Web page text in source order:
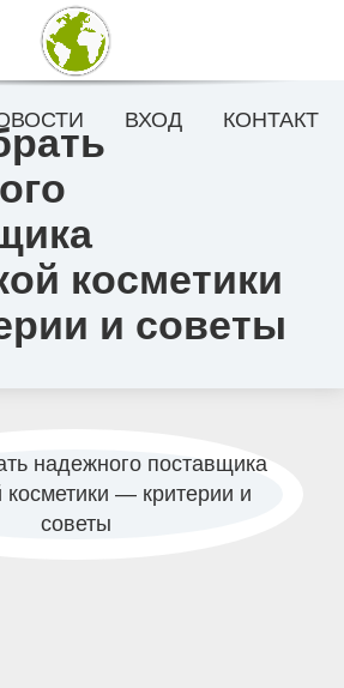
косметики
и советы
ВХОД КОНТАКТ